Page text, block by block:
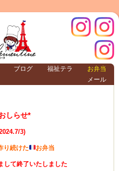
– 新百合ヶ丘の料理教
ブログ 福祉テラ
お弁当
メール
インス
クレモ
しらせ*
3)
り続けた お弁当
して終了いたしました